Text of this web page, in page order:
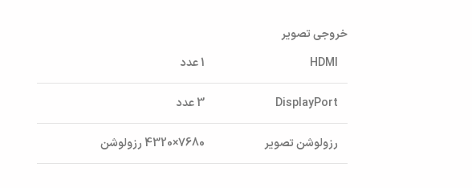
خروجی تصویر
HDMI
1 عدد
DisplayPort 3 عدد
رزولوشن تصویر 7680×4320 رزولوشن